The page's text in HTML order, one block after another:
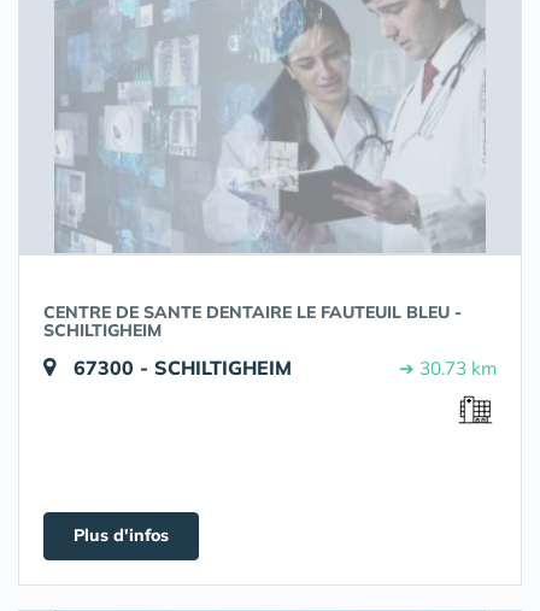
CENTRE DE SANTE DENTAIRE LE FAUTEUIL BLEU -
SCHILTIGHEIM
67300 - SCHILTIGHEIM ➔ 30.73 km
Plus d'infos